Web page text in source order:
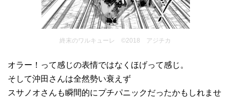
終末のワルキューレ ©2018 アジチカ
オラー！って感じの表情ではなくほげって感じ。
そして沖田さんは全然勢い衰えず
スサノオさんも瞬間的にプチパニックだったかもしれませ